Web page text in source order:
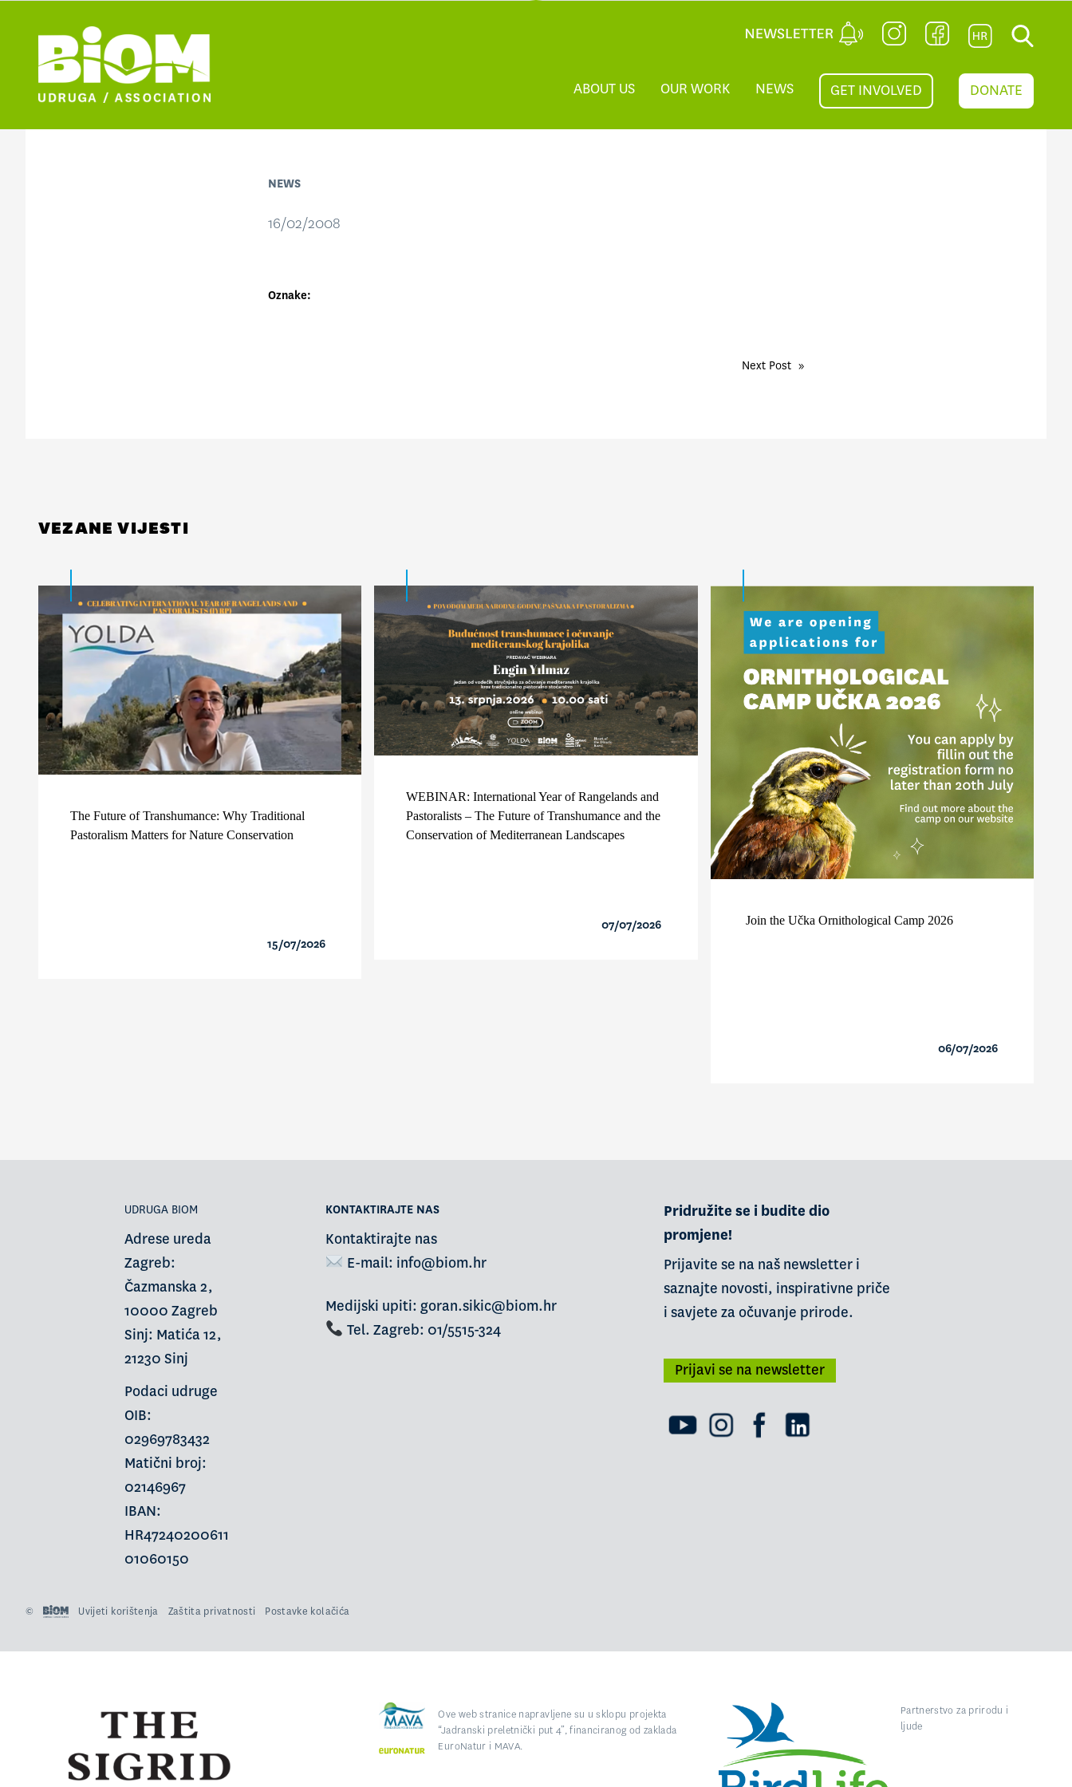
ABOUT US OUR WORK NEWS GET INVOLVED DONATE
NEWS
16/02/2008
Oznake:
Next Post »
VEZANE VIJESTI
The Future of Transhumance: Why Traditional
Pastoralism Matters for Nature Conservation
15/07/2026
WEBINAR: International Year of Rangelands and
Pastoralists – The Future of Transhumance and the
Conservation of Mediterranean Landscapes
07/07/2026 Join the Učka Ornithological Camp 2026
06/07/2026
UDRUGA BIOM
Adrese ureda
Zagreb:
Čazmanska 2,
10000 Zagreb
Sinj: Matića 12,
21230 Sinj
Podaci udruge
OIB:
02969783432
Matični broj:
02146967
IBAN:
HR47240200611
01060150
KONTAKTIRAJTE NAS
Kontaktirajte nas
E-mail: info@biom.hr
Medijski upiti: goran.sikic@biom.hr
Tel. Zagreb: 01/5515-324
Pridružite se i budite dio
promjene!
Prijavite se na naš newsletter i
saznajte novosti, inspirativne priče
i savjete za očuvanje prirode.
Prijavi se na newsletter
© Uvijeti korištenja Zaštita privatnosti Postavke kolačića
Ove web stranice napravljene su u sklopu projekta
“Jadranski preletnički put 4”, financiranog od zaklada
EuroNatur i MAVA.
Partnerstvo za prirodu i
ljude